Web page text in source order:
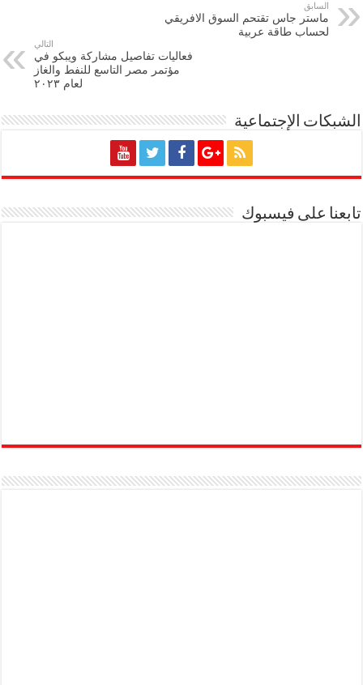
السابق
ماستر جاس تقتحم السوق الافريقي
لحساب طاقة عربية
التالي
فعاليات تفاصيل مشاركة ويبكو في
مؤتمر مصر التاسع للنفط والغاز
لعام ٢٠٢٣
الشبكات الإجتماعية
تابعنا على فيسبوك